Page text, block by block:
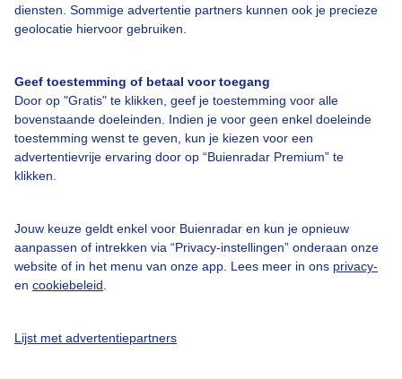
diensten. Sommige advertentie partners kunnen ook je precieze
geolocatie hiervoor gebruiken.
Geef toestemming of betaal voor toegang
Door op "Gratis" te klikken, geef je toestemming voor alle
bovenstaande doeleinden. Indien je voor geen enkel doeleinde
toestemming wenst te geven, kun je kiezen voor een
advertentievrije ervaring door op “Buienradar Premium” te
klikken.
Jouw keuze geldt enkel voor Buienradar en kun je opnieuw
aanpassen of intrekken via “Privacy-instellingen” onderaan onze
website of in het menu van onze app. Lees meer in ons privacy-
en cookiebeleid
Lijst met advertentiepartners
Bedrijfsgegevens
Contact
Toegankelijkheid
Gebruikersvoorwaarden
Adverteren
Privacy beleid
Cookie beleid